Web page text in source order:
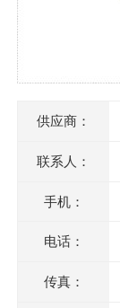
供应商：
联系人：
手机：
电话：
传真：